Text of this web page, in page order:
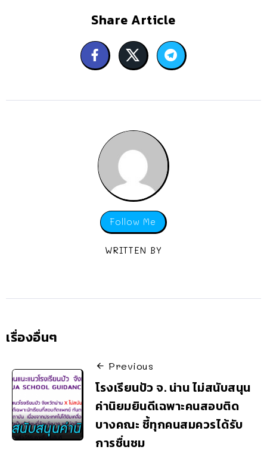
Share Article
Follow Me
WRITTEN BY
เรื่องอื่นๆ
Previous
โรงเรียนปัว จ. น่าน ไม่สนับสนุน
ค่านิยมยินดีเฉพาะคนสอบติด
บางคณะ ชี้ทุกคนสมควรได้รับ
การชื่นชม